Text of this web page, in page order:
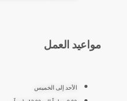
مواعيد العمل
الأحد إلى الخميس